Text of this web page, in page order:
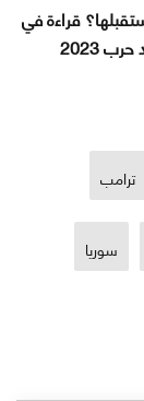
قراءة في
2023
ترامب
سوريا